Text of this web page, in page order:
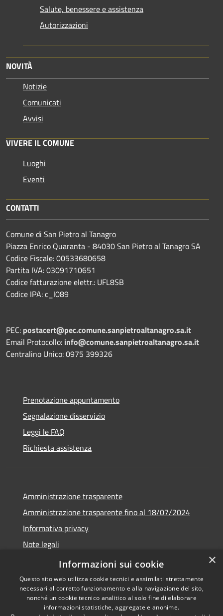
Salute, benessere e assistenza
Autorizzazioni
NOVITÀ
Notizie
Comunicati
Avvisi
VIVERE IL COMUNE
Luoghi
Eventi
CONTATTI
Comune di San Pietro al Tanagro
Piazza Enrico Quaranta - 84030 San Pietro al Tanagro SA
Codice Fiscale: 00533680658
Partita IVA: 03091710651
Codice fatturazione elettr.: UFL8SB
Codice IPA: c_I089
PEC: postacert@pec.comune.sanpietroaltanagro.sa.it
Email Protocollo: info@comune.sanpietroaltanagro.sa.it
Centralino Unico: 0975 399326
Prenotazione appuntamento
Segnalazione disservizio
Leggi le FAQ
Richiesta assistenza
Amministrazione trasparente
Amministrazione trasparente fino al 18/07/2024
Informativa privacy
Note legali
Dichiarazione di accessibilità
Copyright © 2026 • Comune di
×
Informazioni sui cookie
Questo sito web utilizza cookie tecnici e assimilati strettamente
necessari al corretto funzionamento e alla navigazione del sito,
nonché un cookie tecnico analitico al solo fine di elaborare
informazioni statistiche, aggregate e anonime.